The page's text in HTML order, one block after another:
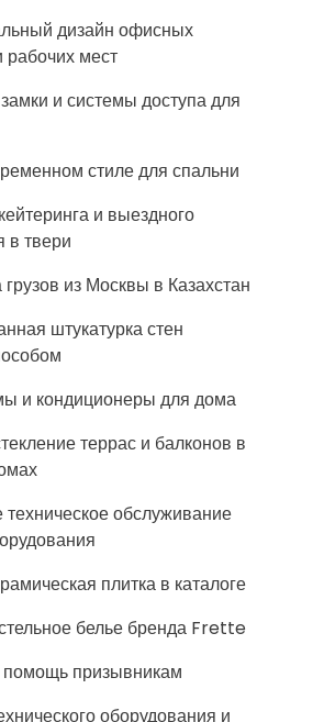
дизайн офисных
рабочих мест
и системы доступа для
стиле для спальни
и выездного
в твери
из Москвы в Казахстан
штукатурка стен
и кондиционеры для дома
террас и балконов в
техническое обслуживание
плитка в каталоге
белье бренда Frette
призывникам
оборудования и